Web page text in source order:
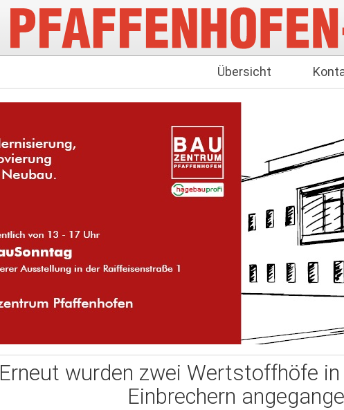
Übersicht
Erneut wurden zwei Wertstoffhöfe in
Einbrechern